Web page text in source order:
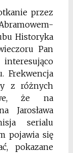
przez
Historyka
Pan
Frekwencja
z różnych
że na
Jarosława
serialu
pojawia się
pokazane